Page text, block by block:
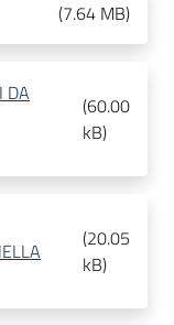
(7.64 MB)
DA
(60.00
kB)
(20.05
kB)